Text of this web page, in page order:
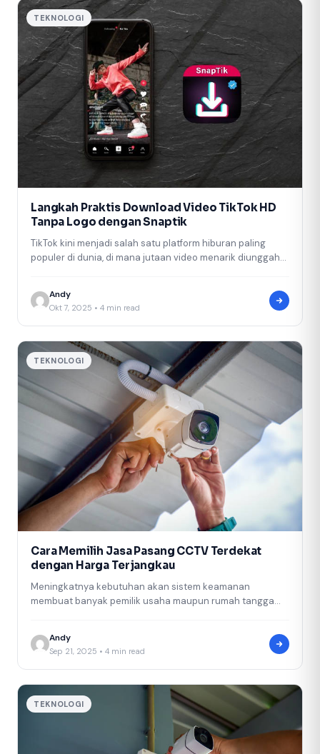
TEKNOLOGI
Langkah Praktis Download Video TikTok HD
Tanpa Logo dengan Snaptik
TikTok kini menjadi salah satu platform hiburan paling
populer di dunia, di mana jutaan video menarik diunggah
Andy
Okt 7, 2025 • 4 min read
TEKNOLOGI
Cara Memilih Jasa Pasang CCTV Terdekat
dengan Harga Terjangkau
Meningkatnya kebutuhan akan sistem keamanan
membuat banyak pemilik usaha maupun rumah tangga
Andy
Sep 21, 2025 • 4 min read
TEKNOLOGI